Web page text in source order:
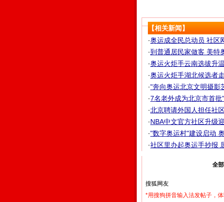
【相关新闻】
·奥运成全民总动员 社区
·到普通居民家做客 美特
·奥运火炬手云南选拔升
·奥运火炬手湖北候选者
·"奔向奥运北京文明摄影
·7名老外成为北京市首
·北京聘请外国人担任社
·NBA中文官方社区升级
·"数字奥运村"建设启动
·社区里办起奥运手抄报
全
*用搜狗拼音输入法发帖子，